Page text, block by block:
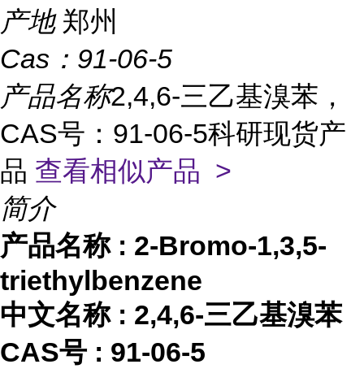
产地 郑州
Cas： 91-06-5
产品名称2,4,6-三乙基溴苯，
CAS号：91-06-5科研现货产
品 查看相似产品 >
简介
产品名称 : 2-Bromo-1,3,5-
triethylbenzene
中文名称 : 2,4,6-三乙基溴苯
CAS号 : 91-06-5